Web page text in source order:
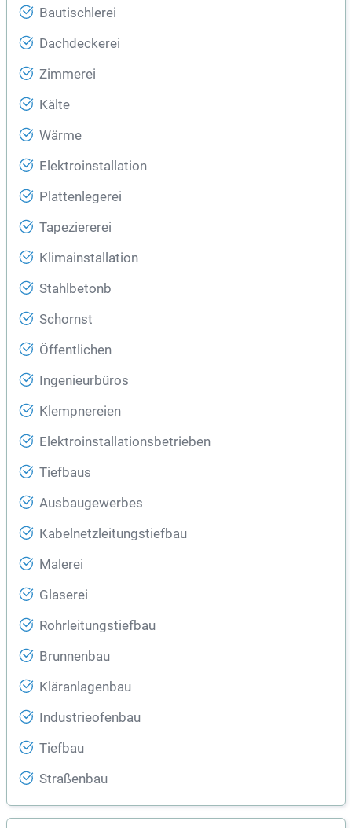
Bautischlerei
Dachdeckerei
Zimmerei
Kälte
Wärme
Elektroinstallation
Plattenlegerei
Tapeziererei
Klimainstallation
Stahlbetonb
Schornst
Öffentlichen
Ingenieurbüros
Klempnereien
Elektroinstallationsbetrieben
Tiefbaus
Ausbaugewerbes
Kabelnetzleitungstiefbau
Malerei
Glaserei
Rohrleitungstiefbau
Brunnenbau
Kläranlagenbau
Industrieofenbau
Tiefbau
Straßenbau